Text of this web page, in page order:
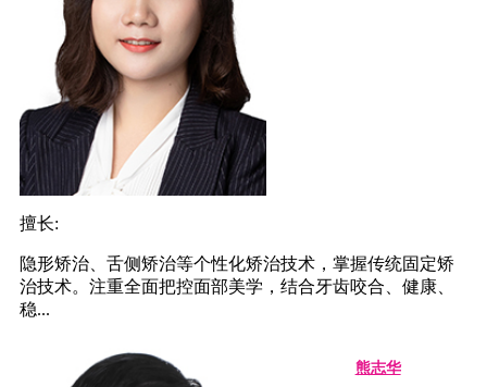
擅长:
隐形矫治、舌侧矫治等个性化矫治技术，掌握传统固定矫
治技术。注重全面把控面部美学，结合牙齿咬合、健康、
稳...
熊志华